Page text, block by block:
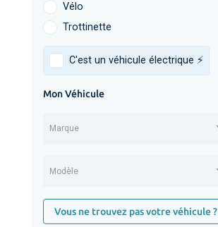
Vélo
Trottinette
C'est un véhicule électrique ⚡️
Mon Véhicule
Marque
Modèle
Vous ne trouvez pas votre véhicule ?